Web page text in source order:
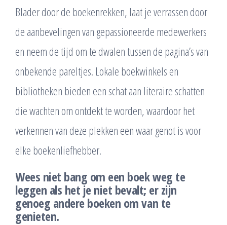
Blader door de boekenrekken, laat je verrassen door
de aanbevelingen van gepassioneerde medewerkers
en neem de tijd om te dwalen tussen de pagina’s van
onbekende pareltjes. Lokale boekwinkels en
bibliotheken bieden een schat aan literaire schatten
die wachten om ontdekt te worden, waardoor het
verkennen van deze plekken een waar genot is voor
elke boekenliefhebber.
Wees niet bang om een boek weg te
leggen als het je niet bevalt; er zijn
genoeg andere boeken om van te
genieten.